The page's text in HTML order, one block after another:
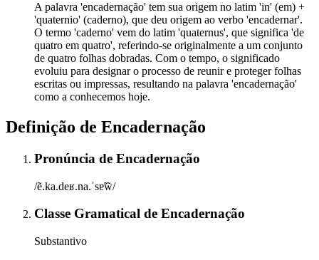
A palavra 'encadernação' tem sua origem no latim 'in' (em) +
'quaternio' (caderno), que deu origem ao verbo 'encadernar'.
O termo 'caderno' vem do latim 'quaternus', que significa 'de
quatro em quatro', referindo-se originalmente a um conjunto
de quatro folhas dobradas. Com o tempo, o significado
evoluiu para designar o processo de reunir e proteger folhas
escritas ou impressas, resultando na palavra 'encadernação'
como a conhecemos hoje.
Definição de Encadernação
Pronúncia de Encadernação
/ẽ.ka.deʁ.na.ˈsɐ̃w̃/
Classe Gramatical de Encadernação
Substantivo